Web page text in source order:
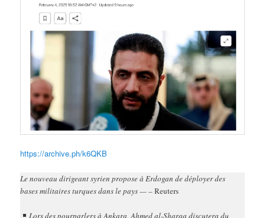
https://archive.ph/k6QKB
Le nouveau dirigeant syrien propose à Erdogan de déployer des
bases militaires turques dans le pays — –Reuters
Lors des pourparlers à Ankara, Ahmed al-Sharaa discutera du